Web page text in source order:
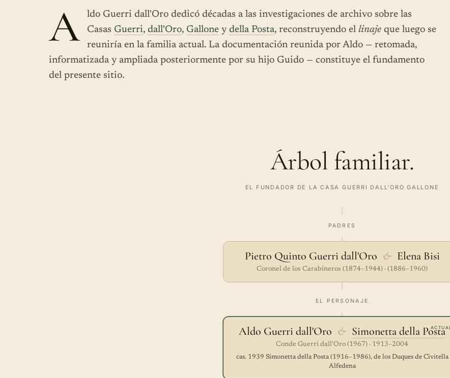
A
ldo Guerri dall'Oro dedicó décadas a las investigaciones de archivo sobre las
Casas Guerri, dall'Oro, Gallone y della Posta, reconstruyendo el linaje que luego se
reuniría en la familia actual. La documentación reunida por Aldo — retomada,
informatizada y ampliada posteriormente por su hijo Guido — constituye el fundamento
del presente sitio.
Árbol familiar.
EL FUNDADOR DE LA CASA GUERRI DALL'ORO GALLONE
PADRES
Pietro Quinto Guerri dall'Oro & Elena Bisi
Coronel de los Carabineros (1874–1944) · (1886–1960)
EL PERSONAJE
Aldo Guerri dall'Oro & Simonetta della Posta
Conde Guerri dall'Oro (1967) · 1913–2004
cas. 1939 Simonetta della Posta (1916–1986), de los Duques de Civitella
Alfedena